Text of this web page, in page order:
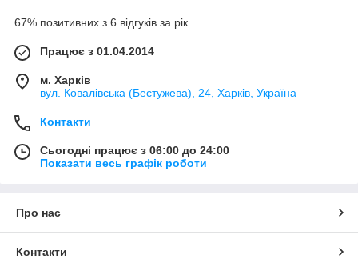
67% позитивних з 6 відгуків за рік
Працює з 01.04.2014
м. Харків
вул. Ковалівська (Бестужева), 24, Харків, Україна
Контакти
Сьогодні працює з 06:00 до 24:00
Показати весь графік роботи
Про нас
Контакти